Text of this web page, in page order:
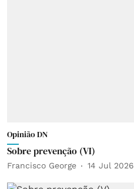
Opinião DN
Sobre prevenção (VI)
Francisco George 14 Jul 2026